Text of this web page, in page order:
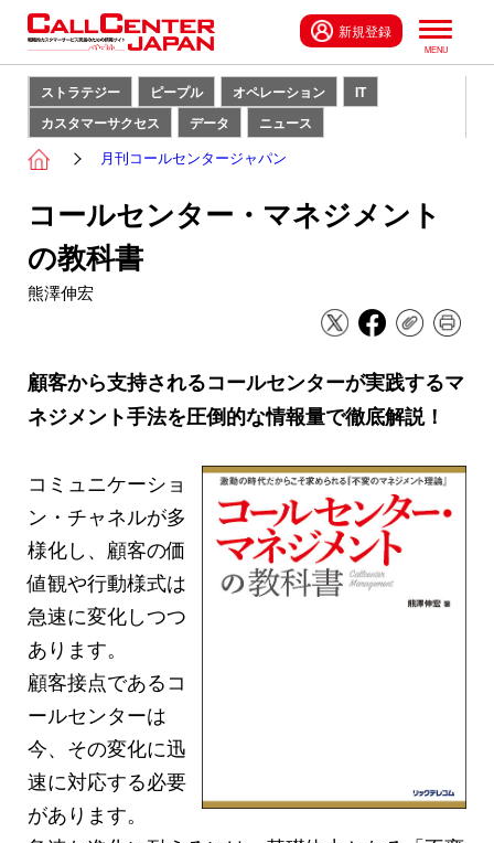
新規登録
ストラテジー ピープル オペレーション
IT
カスタマーサクセス
データ ニュース
月刊コールセンタージャパン
コールセンター・マネジメント
の教科書
熊澤伸宏
顧客から支持されるコールセンターが実践するマ
ネジメント手法を圧倒的な情報量で徹底解説！
コミュニケーショ
ン・チャネルが多
様化し、顧客の価
値観や行動様式は
急速に変化しつつ
あります。
顧客接点であるコ
ールセンターは
今、その変化に迅
速に対応する必要
があります。